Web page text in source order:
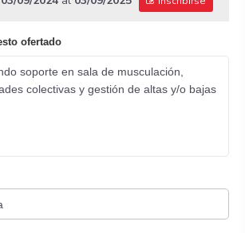
ofertado
soporte en sala de musculación,
colectivas y gestión de altas y/o bajas